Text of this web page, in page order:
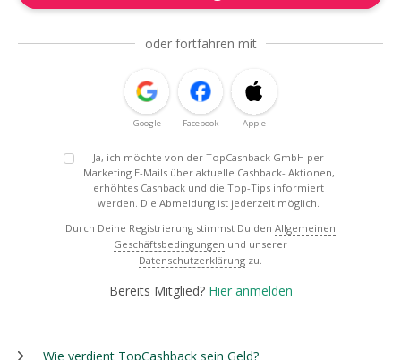
oder fortfahren mit
Google Facebook Apple
Ja, ich möchte von der TopCashback GmbH per
Marketing E-Mails über aktuelle Cashback- Aktionen,
erhöhtes Cashback und die Top-Tips informiert
werden. Die Abmeldung ist jederzeit möglich.
Durch Deine Registrierung stimmst Du den Allgemeinen
Geschäftsbedingungen und unserer
Datenschutzerklärung zu.
Bereits Mitglied? Hier anmelden
Wie verdient TopCashback sein Geld?